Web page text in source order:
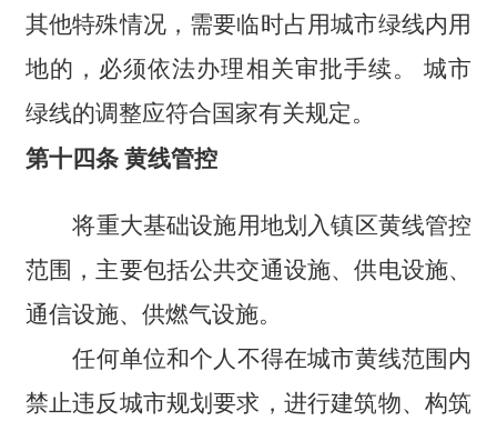
其他特殊情况，需要临时占用城市绿线内用
地的，必须依法办理相关审批手续。 城市
绿线的调整应符合国家有关规定。
第十四条 黄线管控
将重大基础设施用地划入镇区黄线管控
范围，主要包括公共交通设施、供电设施、
通信设施、供燃气设施。
任何单位和个人不得在城市黄线范围内
禁止违反城市规划要求，进行建筑物、构筑